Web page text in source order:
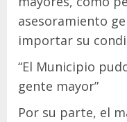
asesoramiento
importar su
“El Municipio
gente mayor”
Por su parte, el